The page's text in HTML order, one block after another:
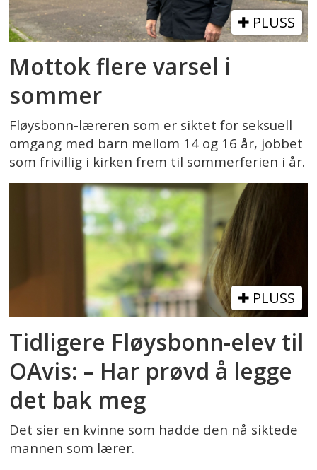
PLUSS
Mottok flere varsel i
sommer
Fløysbonn-læreren som er siktet for seksuell
omgang med barn mellom 14 og 16 år, jobbet
som frivillig i kirken frem til sommerferien i år.
PLUSS
Tidligere Fløysbonn-elev til
OAvis: – Har prøvd å legge
det bak meg
Det sier en kvinne som hadde den nå siktede
mannen som lærer.